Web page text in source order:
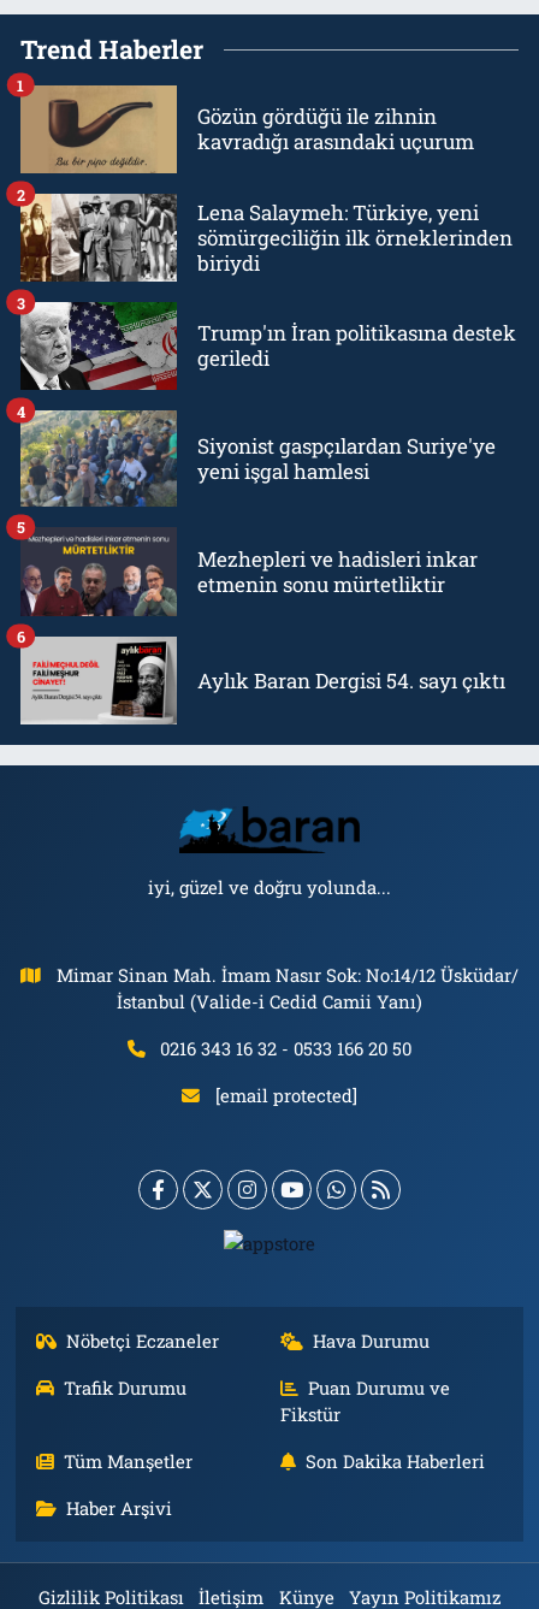
Trend Haberler
Gözün gördüğü ile zihnin
kavradığı arasındaki uçurum
1
Lena Salaymeh: Türkiye, yeni
sömürgeciliğin ilk örneklerinden
biriydi
2
Trump'ın İran politikasına destek
geriledi
3
Siyonist gaspçılardan Suriye'ye
yeni işgal hamlesi
4
Mezhepleri ve hadisleri inkar
etmenin sonu mürtetliktir
5
Aylık Baran Dergisi 54. sayı çıktı
6
iyi, güzel ve doğru yolunda...
Mimar Sinan Mah. İmam Nasır Sok: No:14/12 Üsküdar/
İstanbul (Valide-i Cedid Camii Yanı)
0216 343 16 32 - 0533 166 20 50
[email protected]
Nöbetçi Eczaneler
Hava Durumu
Trafik Durumu
Puan Durumu ve
Fikstür
Tüm Manşetler
Son Dakika Haberleri
Haber Arşivi
Gizlilik Politikası İletişim Künye Yayın Politikamız